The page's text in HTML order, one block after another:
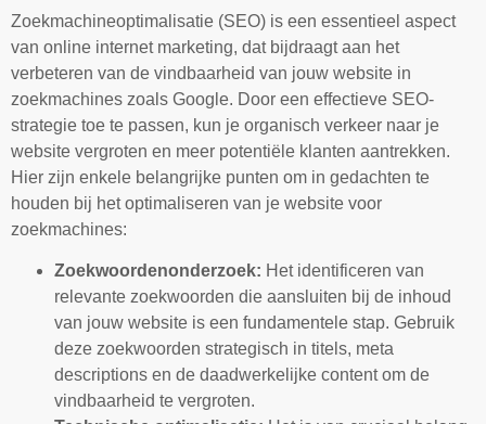
Zoekmachineoptimalisatie (SEO) is een essentieel aspect
van online internet marketing, dat bijdraagt aan het
verbeteren van de vindbaarheid van jouw website in
zoekmachines zoals Google. Door een effectieve SEO-
strategie toe te passen, kun je organisch verkeer naar je
website vergroten en meer potentiële klanten aantrekken.
Hier zijn enkele belangrijke punten om in gedachten te
houden bij het optimaliseren van je website voor
zoekmachines:
Zoekwoordenonderzoek: Het identificeren van
relevante zoekwoorden die aansluiten bij de inhoud
van jouw website is een fundamentele stap. Gebruik
deze zoekwoorden strategisch in titels, meta
descriptions en de daadwerkelijke content om de
vindbaarheid te vergroten.